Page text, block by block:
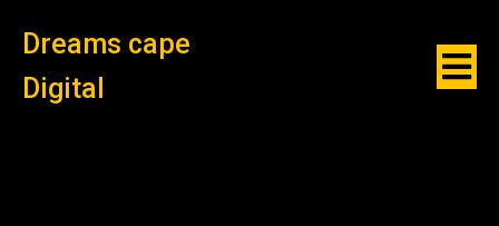
Dreams cape
Digital